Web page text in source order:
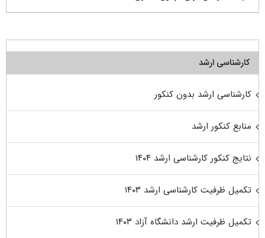
کارشناسی ارشد
کارشناسی ارشد بدون کنکور
منابع کنکور ارشد
نتایج کنکور کارشناسی ارشد ۱۴۰۴
تکمیل ظرفیت کارشناسی ارشد ۱۴۰۳
تکمیل ظرفیت ارشد دانشگاه آزاد ۱۴۰۳